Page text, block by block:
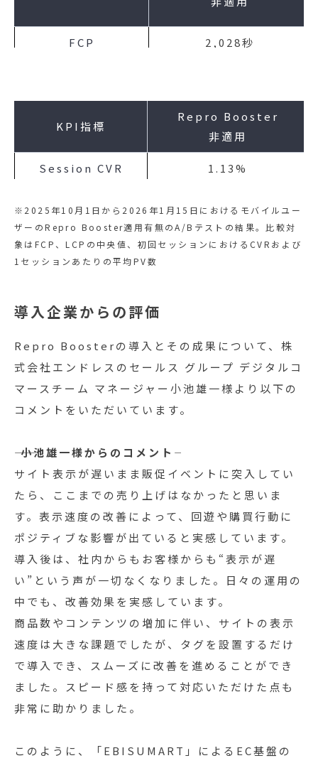
FCP
2,028秒
KPI指標
Repro Booster
非適用
Session CVR 1.13%
※2025年10月1日から2026年1月15日におけるモバイルユー
ザーのRepro Booster適用有無のA/Bテストの結果。比較対
象はFCP、LCPの中央値、初回セッションにおけるCVRおよび
1セッションあたりの平均PV数
導入企業からの評価
Repro Boosterの導入とその成果について、株
式会社エンドレスのセールス グループ デジタルコ
マースチーム マネージャー小池雄一様より以下の
コメントをいただいています。
―― 小池雄一様からのコメント――
サイト表示が遅いまま販促イベントに突入してい
たら、ここまでの売り上げはなかったと思いま
す。表示速度の改善によって、回遊や購買行動に
ポジティブな影響が出ていると実感しています。
導入後は、社内からもお客様からも“表示が遅
い”という声が一切なくなりました。日々の運用の
中でも、改善効果を実感しています。
商品数やコンテンツの増加に伴い、サイトの表示
速度は大きな課題でしたが、タグを設置するだけ
で導入でき、スムーズに改善を進めることができ
ました。スピード感を持って対応いただけた点も
非常に助かりました。
このように、「EBISUMART」によるEC基盤の